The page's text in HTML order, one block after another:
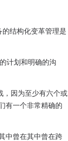
的结构化变革管理是
计划和明确的沟
，因为至少有六个或
有一个非常精确的
中曾在其中曾在跨